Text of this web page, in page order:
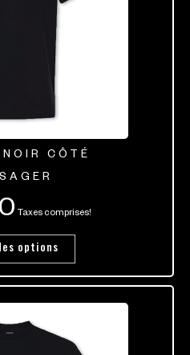
CÔTÉ
Taxes comprises!
options